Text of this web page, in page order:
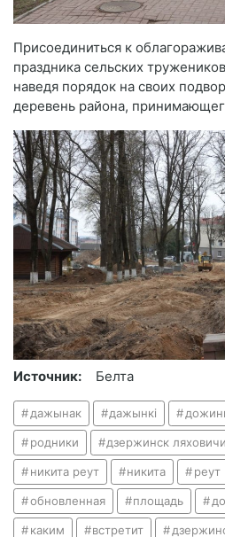
Присоединиться к
праздника сельских
наведя порядок на своих
деревень района,
Источник: Белта
дажынак дажынкі
родники дзержинск ляховичи
никита реут никита реут
обновленная площадь
каким встретит